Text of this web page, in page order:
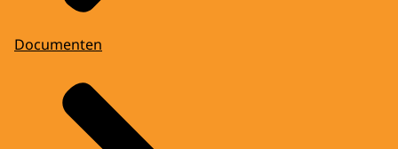
Documenten